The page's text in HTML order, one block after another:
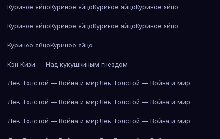
Куриное яйцоКуриное яйцоКуриное яйцоКуриное яйцо
Куриное яйцоКуриное яйцоКуриное яйцоКуриное яйцо
Куриное яйцоКуриное яйцо
Кэн Кизи — Над кукушкиным гнездом
Лев Толстой — Война и мирЛев Толстой — Война и мир
Лев Толстой — Война и мирЛев Толстой — Война и мир
Лев Толстой — Война и мирЛев Толстой — Война и мир